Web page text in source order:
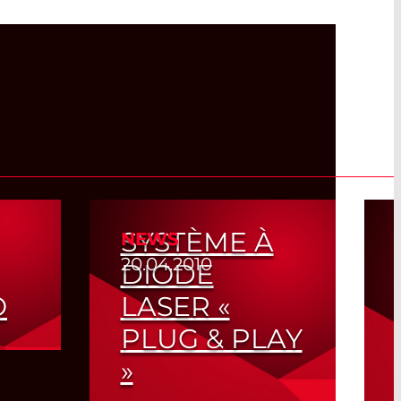
NEWS
20.04.2010
SYSTÈME À
DIODE
LASER «
PLUG & PLAY
»